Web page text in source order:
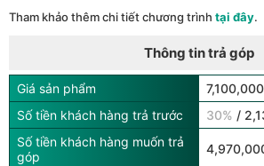
Tham khảo thêm chi tiết chương trình tại đây.
Thông tin trả góp
Giá sản phẩm
Số tiền khách hàng trả trước
30% /
Số tiền khách hàng muốn trả
góp